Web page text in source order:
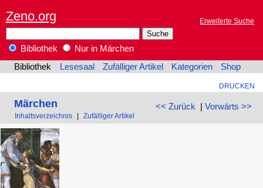
Zeno.org Erweiterte Suche
Bibliothek
Nur in Märchen
Bibliothek
Lesesaal Zufälliger Artikel Kategorien Shop
DRUCKEN
<< Zurück | Vorwärts >>
Märchen
Inhaltsverzeichnis Zufälliger Artikel